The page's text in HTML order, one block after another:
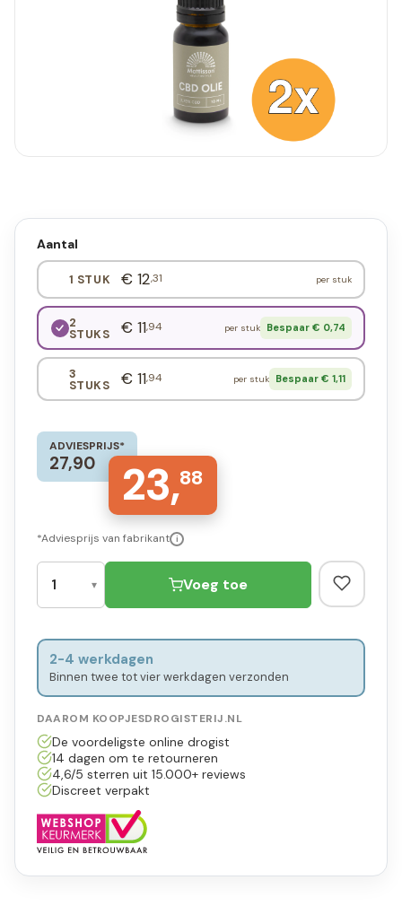
Aantal
1 STUK € 12,31 per stuk
2
STUKS € 11,94 per stuk Bespaar € 0,74
3
STUKS € 11,94 per stuk Bespaar € 1,11
ADVIESPRIJS*
27,90 23,88
*Adviesprijs van fabrikant i
Voeg toe
2-4 werkdagen
Binnen twee tot vier werkdagen verzonden
DAAROM KOOPJESDROGISTERIJ.NL
De voordeligste online drogist
14 dagen om te retourneren
4,6/5 sterren uit 15.000+ reviews
Discreet verpakt